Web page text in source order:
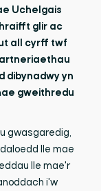
Uchelgais
glir ac
all cyrff twf
dibynadwy yn
gweithredu
gwasgaredig,
lle mae
lle mae'r
i'w